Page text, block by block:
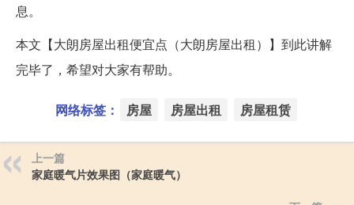
息。
本文【大朗房屋出租便宜点（大朗房屋出租）】到此讲解
完毕了，希望对大家有帮助。
网络标签： 房屋 房屋出租 房屋租赁
上一篇
家庭暖气片效果图（家庭暖气）